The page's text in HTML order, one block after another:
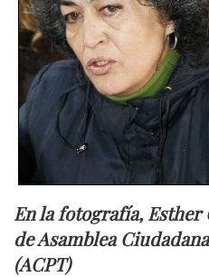
En la fotografía, Esther
de Asamblea
(ACPT)